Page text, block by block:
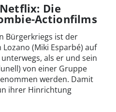
Die
Actionfilms
Bürgerkriegs ist der
(Miki Esparbé) auf
als er und sein
von einer Gruppe
werden. Damit
ihrer Hinrichtung